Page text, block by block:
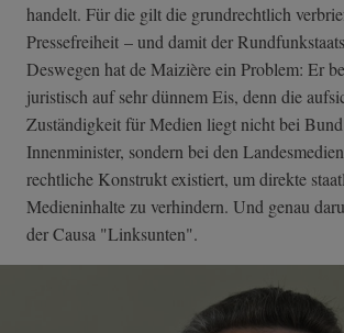
handelt. Für die gilt die grundrechtlich
Pressefreiheit – und damit der
Deswegen hat de Maizière ein Problem: Er
juristisch auf sehr dünnem Eis, denn die
Zuständigkeit für Medien liegt nicht bei
Innenminister, sondern bei den
rechtliche Konstrukt existiert, um direkte
Medieninhalte zu verhindern. Und genau
der Causa "Linksunten".